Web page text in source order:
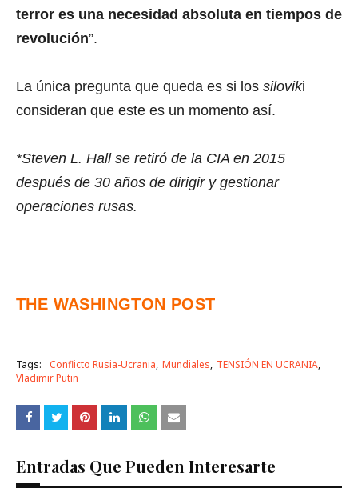
terror es una necesidad absoluta en tiempos de
revolución”.
La única pregunta que queda es si los siloviki
consideran que este es un momento así.
*Steven L. Hall se retiró de la CIA en 2015
después de 30 años de dirigir y gestionar
operaciones rusas.
THE WASHINGTON POST
Tags: Conflicto Rusia-Ucrania Mundiales TENSIÓN EN UCRANIA
Vladimir Putin
Entradas Que Pueden Interesarte